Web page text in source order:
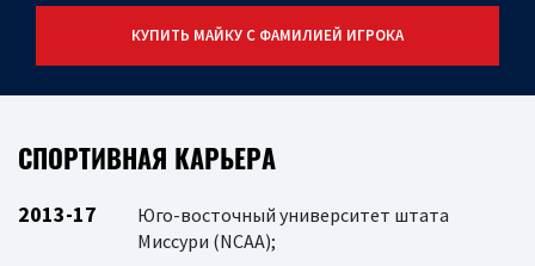
КУПИТЬ МАЙКУ С ФАМИЛИЕЙ ИГРОКА
СПОРТИВНАЯ КАРЬЕРА
2013-17
Юго-восточный университет штата
Миссури (NCAA);